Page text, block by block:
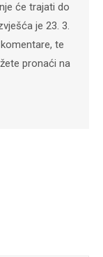
će trajati do
je 23. 3.
te
pronaći na